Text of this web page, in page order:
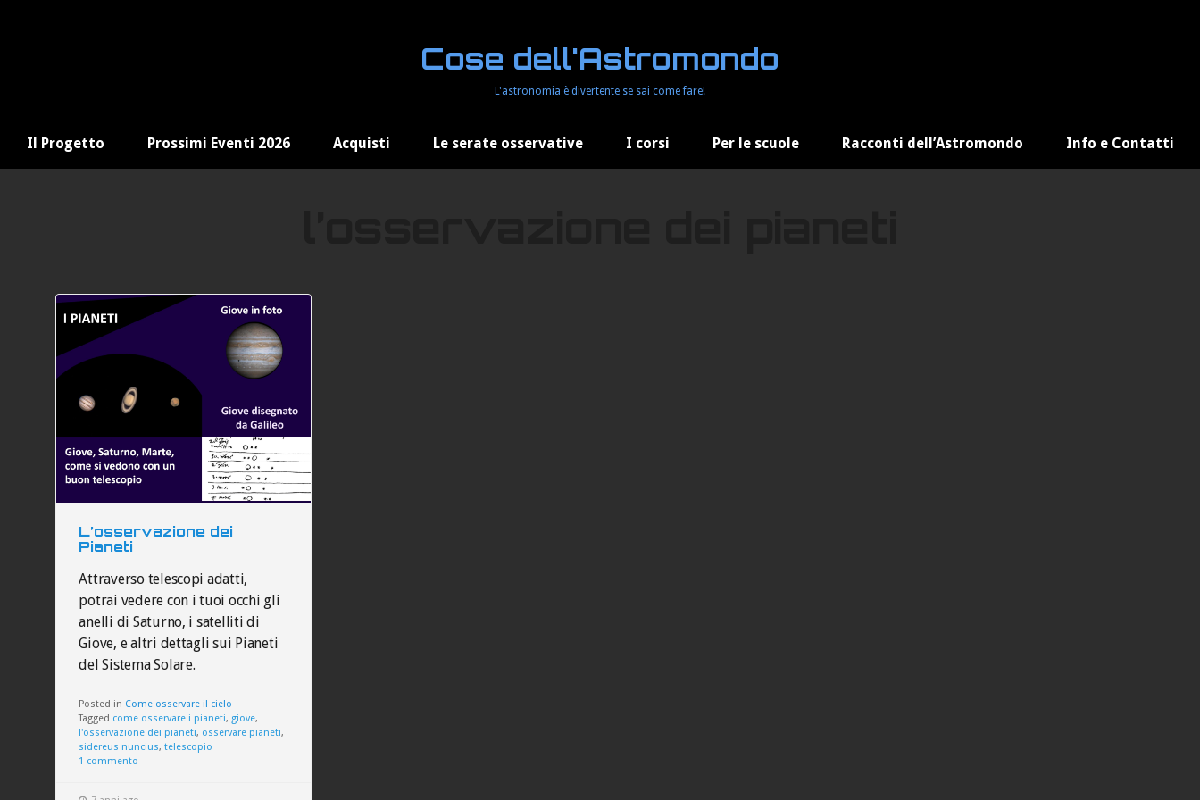
Cose dell'Astromondo
L'astronomia è divertente se sai come fare!
Il Progetto Prossimi Eventi 2026 Acquisti Le serate osservative I corsi Per le scuole Racconti dell’Astromondo Info e Contatti
L’osservazione dei
Pianeti
Attraverso telescopi adatti,
potrai vedere con i tuoi occhi gli
anelli di Saturno, i satelliti di
Giove, e altri dettagli sui Pianeti
del Sistema Solare.
Posted in Come osservare il cielo
Tagged come osservare i pianeti, giove,
l'osservazione dei pianeti, osservare pianeti,
sidereus nuncius,telescopio
1 commento